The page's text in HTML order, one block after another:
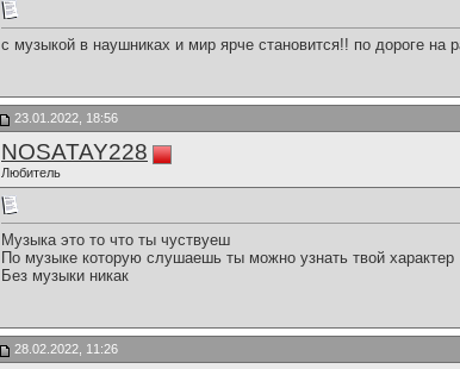
с музыкой в наушниках и мир ярче становится!! по дороге на
23.01.2022, 18:56
NOSATAY228
Любитель
Музыка это то что ты чуствуеш
По музыке которую слушаешь ты можно узнать твой характер
Без музыки никак
28.02.2022, 11:26